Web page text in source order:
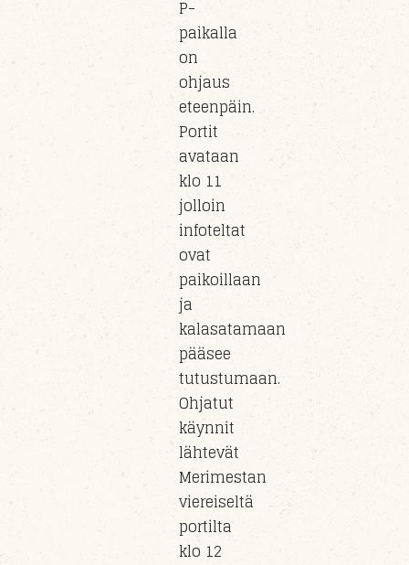
P-
paikalla
on
ohjaus
eteenpäin.
Portit
avataan
klo 11
jolloin
infoteltat
ovat
paikoillaan
ja
kalasatamaan
pääsee
tutustumaan.
Ohjatut
käynnit
lähtevät
Merimestan
viereiseltä
portilta
klo 12